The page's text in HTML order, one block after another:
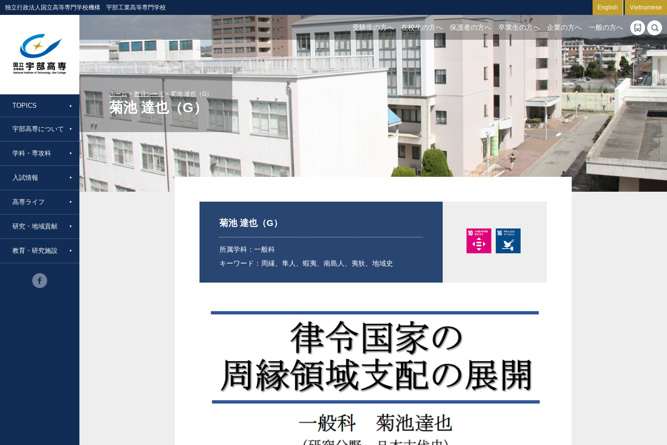
独立行政法人国立高等専門学校機構 宇部工業高等専門学校 English Vietnamese
TOPICS
宇部高専について
学科・専攻科
入試情報
高専ライフ
研究・地域貢献
教育・研究施設
受験生の方へ 在校生の方へ 保護者の方へ 卒業生の方へ 企業の方へ 一般の方へ
ホーム 教員シーズ 菊池 達也（G）
菊池 達也（G）
菊池 達也（G）
所属学科：一般科
キーワード：周縁、隼人、蝦夷、南島人、夷狄、地域史